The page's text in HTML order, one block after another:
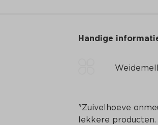
Handige
"Zuivelhoeve
lekkere